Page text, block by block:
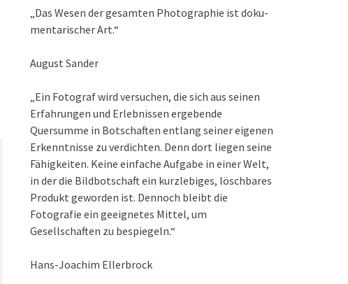
„Das We­sen der ge­sam­ten Pho­to­gra­phie ist do­ku­
men­ta­ri­scher Art.“
August Sander
„Ein Fotograf wird versuchen, die sich aus seinen
Erfahrungen und Erlebnissen ergebende
Quersumme in Botschaften entlang seiner eigenen
Erkenntnisse zu verdichten. Denn dort liegen seine
Fähigkeiten. Keine einfache Aufgabe in einer Welt,
in der die Bildbotschaft ein kurzlebiges, löschbares
Produkt geworden ist. Dennoch bleibt die
Fotografie ein geeignetes Mittel, um
Gesellschaften zu bespiegeln.“
Hans-Joachim Ellerbrock